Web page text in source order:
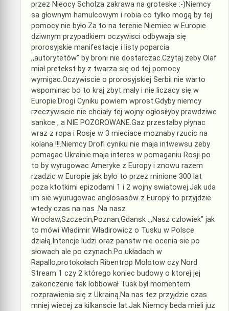
przez Nieocy Scholza zakrawa na groteske :-)Niemcy
sa głownym hamulcowym i robia co tylko mogą by tej
pomocy nie było.Za to na terenie Niemiec w Europie
dziwnym przypadkiem oczywisci odbywaja się
prorosyjskie manifestacje i listy poparcia
,,autorytetów” by broni nie dostarczac.Czytaj zeby Olaf
miał pretekst by z twarza się od tej pomocy
wymigac.Oczywiscie o prorosyjskiej Serbii nie warto
wspominac bo to kraj zbyt mały i nie liczacy się w
Europie.Drogi Cyniku powiem wprost.Gdyby niemcy
rzeczywiscie nie chciały tej wojny ogłosiłyby prawdziwe
sankce , a NIE POZOROWANE.Gaz przestałby płynac
wraz z ropa i Rosje w 3 mieciace moznaby rzucic na
kolana !!!.Niemcy Drofi cyniku nie maja intwewsu zeby
pomagac Ukrainie.maja interes w pomaganiu Rosji po
to by wyrugowac Ameryke z Europy i znowu razem
rzadzic w Europie jak było to przez minione 300 lat
poza ktotkimi epizodami 1 i 2 wojny swiatowej.Jak uda
im sie wyurugowac anglosasów z Europy to przyjdzie
wtedy czas na nas .Na nasz
Wrocław,Szczecin,Poznan,Gdansk .,,Nasz człowiek” jak
to mówi Władimir Władirowicz o Tusku w Polsce
działą.Intencje ludzi oraz panstw nie ocenia sie po
słowach ale po czynach.Po układach w
Rapallo,protokołach Ribentrop Mołotow czy Nord
Stream 1 czy 2 którego koniec budowy o ktorej jej
zakonczenie tak lobbował Tusk był momentem
rozprawienia się z Ukrainą.Na nas tez przyjdzie czas
mniej wiecej za kilkanscie lat.Jak Niemcy beda mieli juz